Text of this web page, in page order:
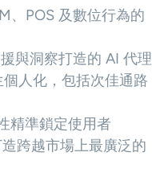
、POS 及數位行為的
與洞察打造的 AI 代理
人化，包括次佳通路
精準鎖定使用者
跨越市場上最廣泛的